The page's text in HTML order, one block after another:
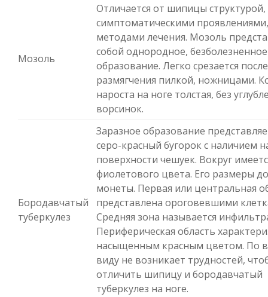
Мозоль
Отличается от шипицы структурой,
симптоматическими
методами лечения. Мозоль
собой однородное, безболезненное
образование. Легко срезается после
размягчения пилкой, ножницами.
нароста на ноге толстая, без
ворсинок.
Бородавчатый
туберкулез
Заразное образование
серо-красный бугорок с наличием
поверхности чешуек. Вокруг
фиолетового цвета. Его размеры
монеты. Первая или центральная
представлена ороговевшими
Средняя зона называется
Периферическая область
насыщенным красным цветом. По
виду не возникает трудностей,
отличить шипицу и бородавчатый
туберкулез на ноге.